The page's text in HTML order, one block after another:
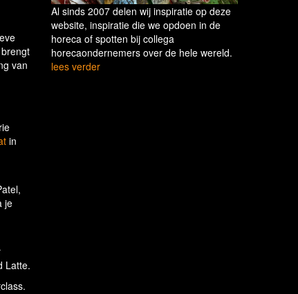
van
in
je
Latte.
Al sinds 2007 delen wij inspiratie op deze
website, inspiratie die we opdoen in de
horeca of spotten bij collega
horecaondernemers over de hele wereld.
lees verder